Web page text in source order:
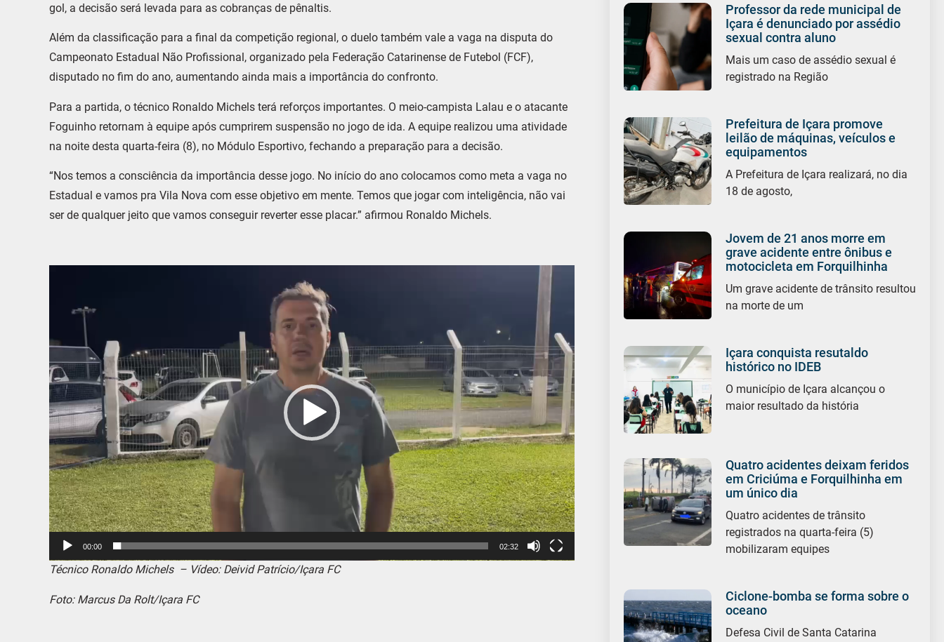
gol, a decisão será levada para as cobranças de pênaltis.
Além da classificação para a final da competição regional, o duelo também vale a vaga na disputa do
Campeonato Estadual Não Profissional, organizado pela Federação Catarinense de Futebol (FCF),
disputado no fim do ano, aumentando ainda mais a importância do confronto.
Para a partida, o técnico Ronaldo Michels terá reforços importantes. O meio-campista Lalau e o atacante
Foguinho retornam à equipe após cumprirem suspensão no jogo de ida. A equipe realizou uma atividade
na noite desta quarta-feira (8), no Módulo Esportivo, fechando a preparação para a decisão.
“Nos temos a consciência da importância desse jogo. No início do ano colocamos como meta a vaga no
Estadual e vamos pra Vila Nova com esse objetivo em mente. Temos que jogar com inteligência, não vai
ser de qualquer jeito que vamos conseguir reverter esse placar.” afirmou Ronaldo Michels.
vídeo
00:00 02:32
Técnico Ronaldo Michels – Vídeo: Deivid Patrício/Içara FC
Foto: Marcus Da Rolt/Içara FC
Professor da rede municipal de
Içara é denunciado por assédio
sexual contra aluno
Mais um caso de assédio sexual é
registrado na Região
Prefeitura de Içara promove
leilão de máquinas, veículos e
equipamentos
A Prefeitura de Içara realizará, no dia
18 de agosto,
Jovem de 21 anos morre em
grave acidente entre ônibus e
motocicleta em Forquilhinha
Um grave acidente de trânsito resultou
na morte de um
Içara conquista resutaldo
histórico no IDEB
O município de Içara alcançou o
maior resultado da história
Quatro acidentes deixam feridos
em Criciúma e Forquilhinha em
um único dia
Quatro acidentes de trânsito
registrados na quarta-feira (5)
mobilizaram equipes
Ciclone-bomba se forma sobre o
oceano
Defesa Civil de Santa Catarina